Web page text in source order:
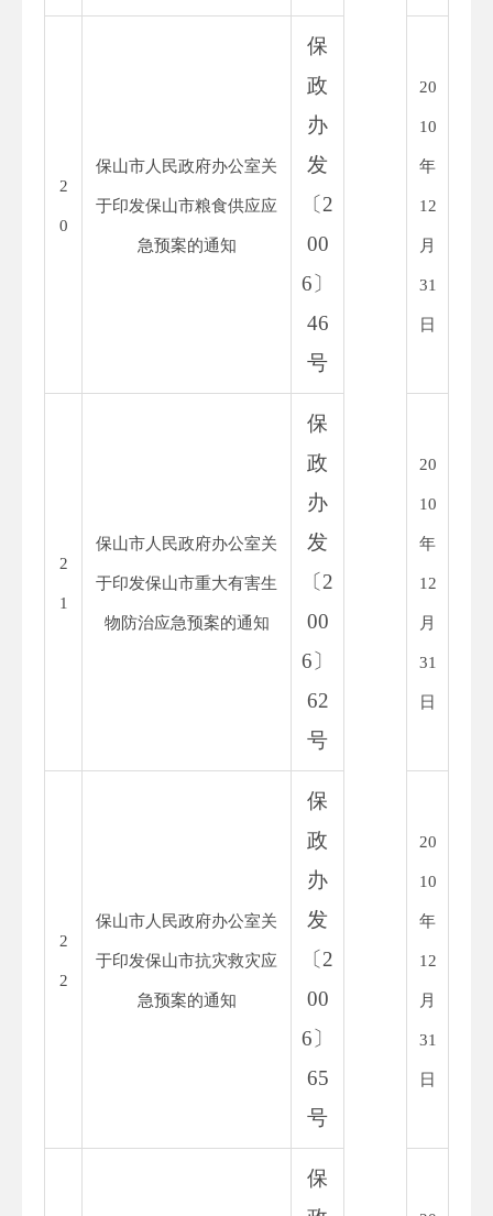
2
0
保山市人民政府办公室关
于印发保山市粮食供应应
急预案的通知
保
政
办
发
〔 2
00
6 〕
46
号
20
10
年
12
月
31
日
2
1
保山市人民政府办公室关
于印发保山市重大有害生
物防治应急预案的通知
保
政
办
发
〔 2
00
6 〕
62
号
20
10
年
12
月
31
日
2
2
保山市人民政府办公室关
于印发保山市抗灾救灾应
急预案的通知
保
政
办
发
〔 2
00
6 〕
65
号
20
10
年
12
月
31
日
保